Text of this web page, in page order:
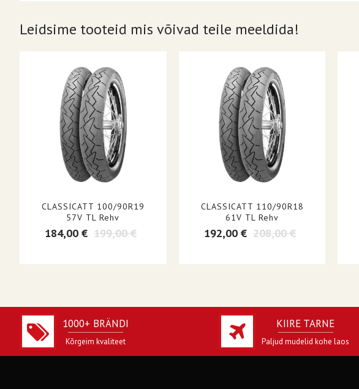
Leidsime tooteid mis võivad teile meeldida!
CLASSICATT 100/90R19
57V TL Rehv
184,00 € 199,00 €
CLASSICATT 110/90R18
61V TL Rehv
192,00 € 208,00 €
1000+ BRÄNDI
Kõrgeim kvaliteet
KIIRE TARNE
Paljud mudelid kohe laos